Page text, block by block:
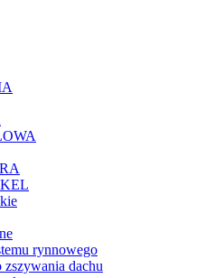
rynnowego
zszywania dachu